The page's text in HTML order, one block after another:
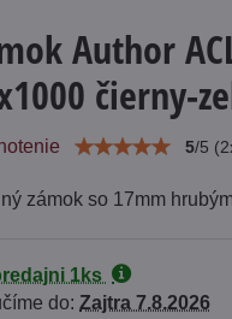
Author
čierny-
5/5 (2
zámok so 17mm
1ks
do:Zajtra 7.8.2026